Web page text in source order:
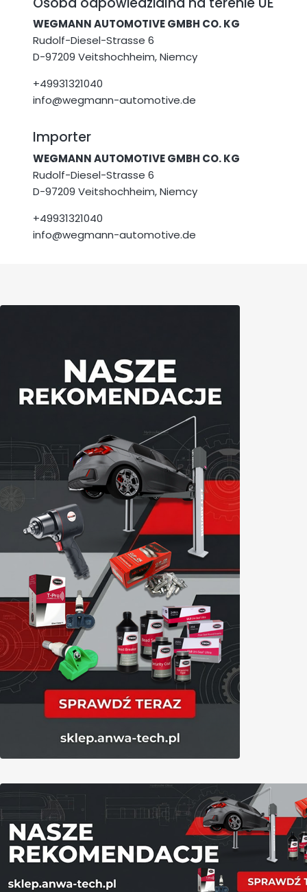
WEGMANN AUTOMOTIVE GMBH CO. KG
Rudolf-Diesel-Strasse 6
D-97209 Veitshochheim, Niemcy
+49931321040
info@wegmann-automotive.de
Importer
WEGMANN AUTOMOTIVE GMBH CO. KG
Rudolf-Diesel-Strasse 6
D-97209 Veitshochheim, Niemcy
+49931321040
info@wegmann-automotive.de